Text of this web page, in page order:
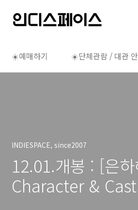
☀️예매하기 ☀️단체관람 / 대관
INDIESPACE, since2007
12.01.개봉 : [은
Character & Cast